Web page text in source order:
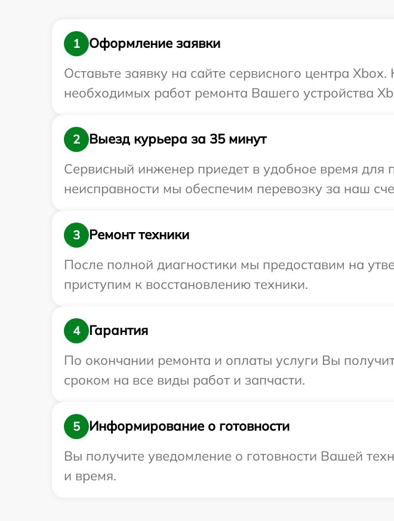
1
Оформление заявки
Оставьте заявку на сайте сервисного центра
необходимых работ ремонта Вашего устройства
2
Выезд курьера за 35 минут
Сервисный инженер приедет в удобное время для
неисправности мы обеспечим перевозку за наш
3
Ремонт техники
После полной диагностики мы предоставим на
приступим к восстановлению техники.
4
Гарантия
По окончании ремонта и оплаты услуги Вы
сроком на все виды работ и запчасти.
5
Информирование о готовности
Вы получите уведомление о готовности Вашей
и время.